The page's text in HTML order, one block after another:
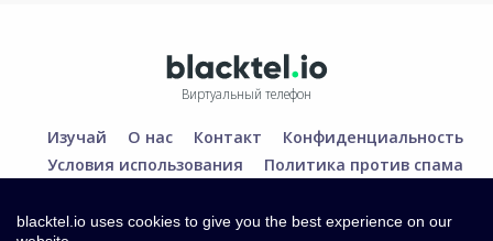
Виртуальный телефон
Изучай О нас Контакт
Конфиденциальность
Условия использования
Политика против спама
blacktel.io uses cookies to give you the best experience on our